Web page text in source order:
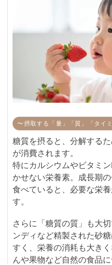
〜摂取する「量」「質」「タイ
糖質を摂ると、分解する
が消費されます。
特にカルシウムやビタミ
かせない栄養素。成長期
食べていると、必要な栄
す。
さらに「糖質の質」も大
ンディなど精製された砂
すく、栄養の消耗も大き
んや果物など自然の食品